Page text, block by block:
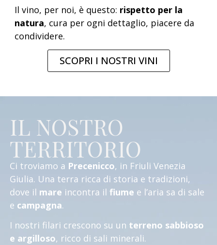
Il vino, per noi, è questo: rispetto per la
natura, cura per ogni dettaglio, piacere da
condividere.
SCOPRI I NOSTRI VINI
IL NOSTRO
TERRITORIO
Ci troviamo a Precenicco, in Friuli Venezia
Giulia. Una terra ricca di storia e tradizioni,
dove il mare incontra il fiume e l’aria sa di sale
e campagna.
I nostri filari crescono su un terreno sabbioso
e argilloso, ricco di sali minerali.